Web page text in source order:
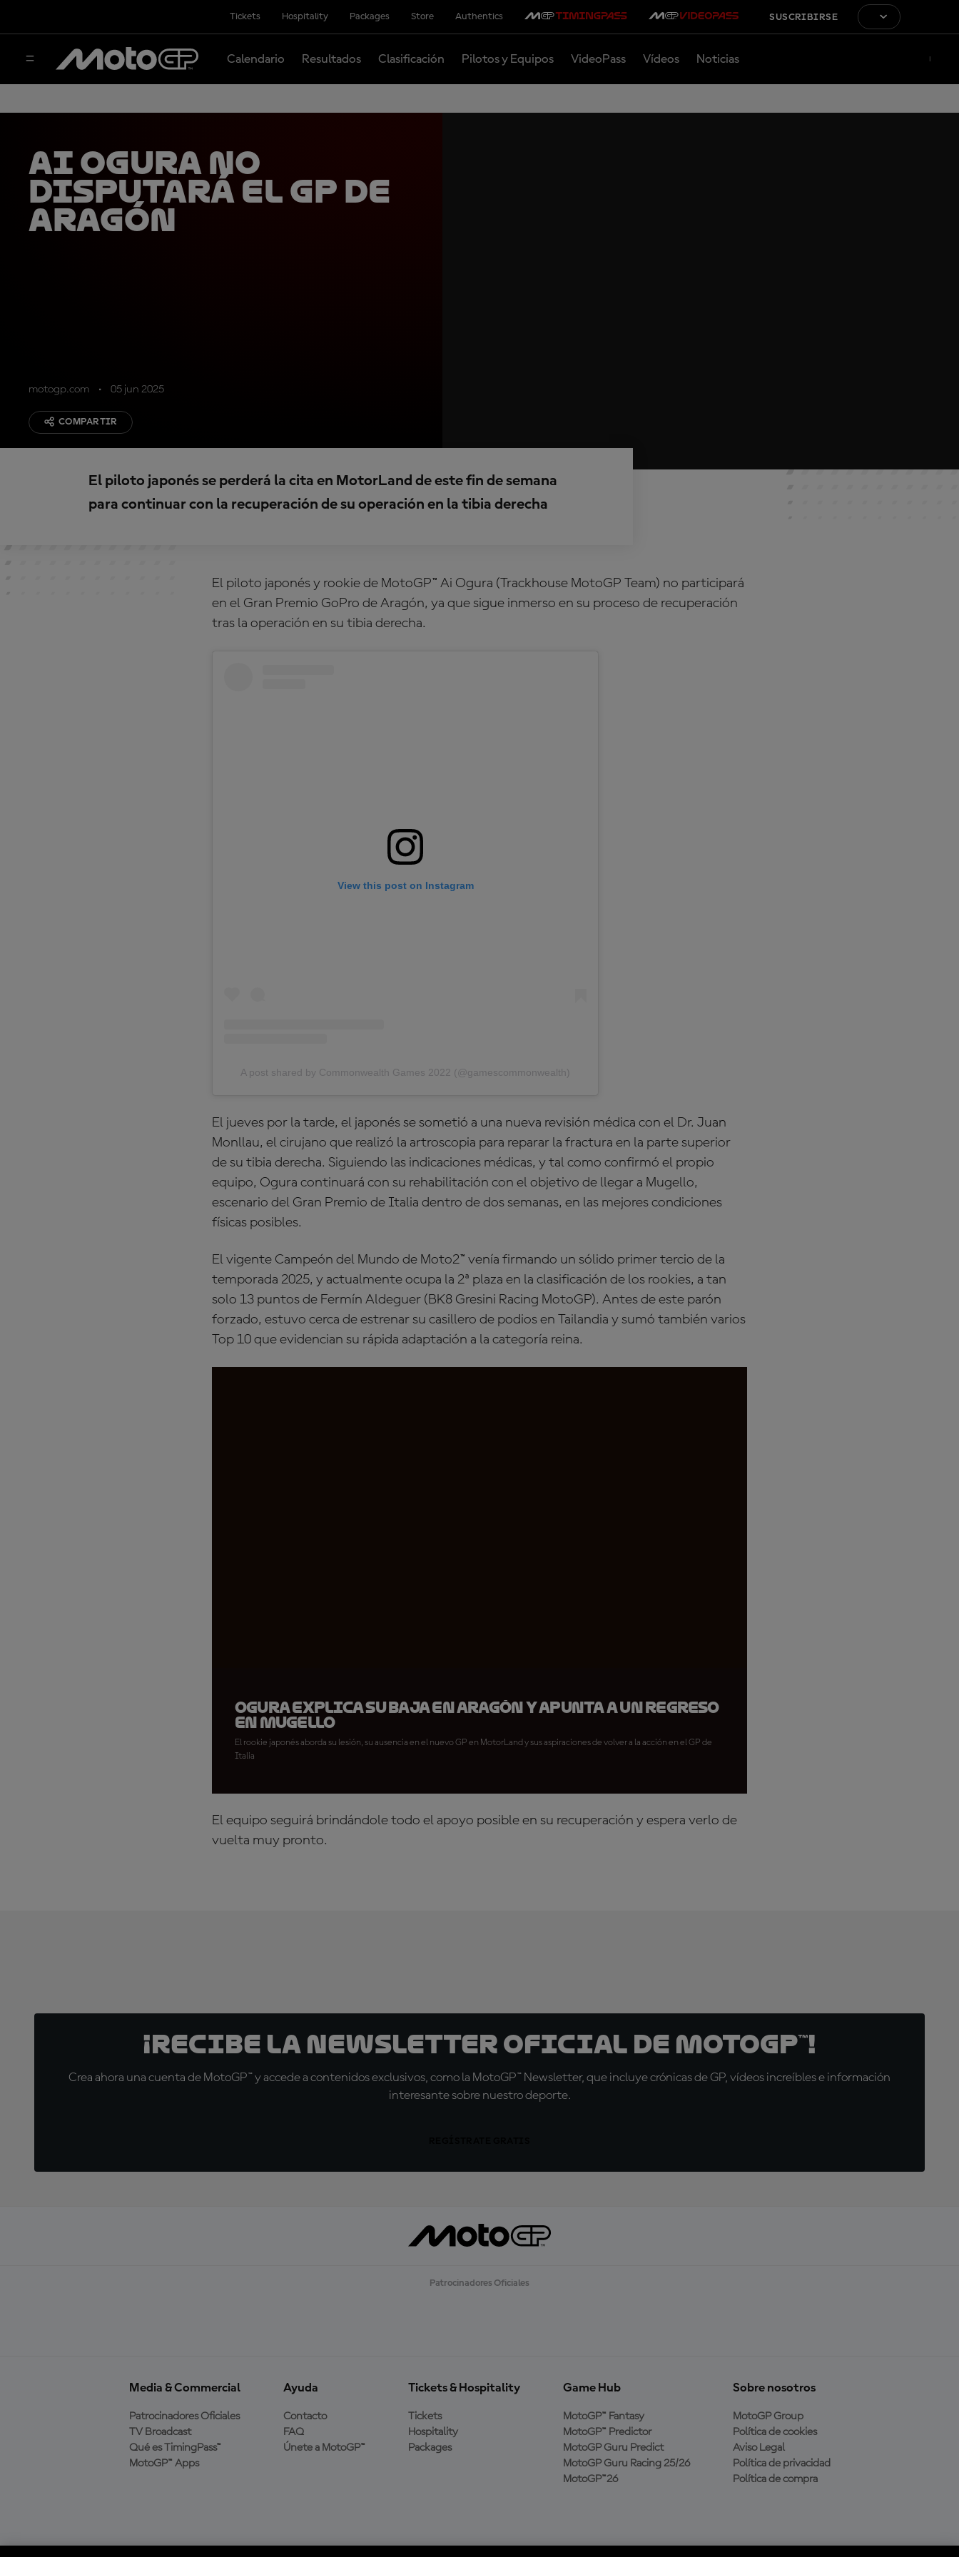
Tickets Hospitality Packages Store Authentics SUSCRIBIRSE
Calendario Resultados Clasificación Pilotos y Equipos VideoPass Vídeos Noticias
Ai Ogura no
disputará el GP de
Aragón
motogp.com 05 jun 2025
COMPARTIR
El piloto japonés se perderá la cita en MotorLand de este fin de semana
para continuar con la recuperación de su operación en la tibia derecha
El piloto japonés y rookie de MotoGP™ Ai Ogura (Trackhouse MotoGP Team) no participará
en el Gran Premio GoPro de Aragón, ya que sigue inmerso en su proceso de recuperación
tras la operación en su tibia derecha.
View this post on Instagram
A post shared by Commonwealth Games 2022 (@gamescommonwealth)
El jueves por la tarde, el japonés se sometió a una nueva revisión médica con el Dr. Juan
Monllau, el cirujano que realizó la artroscopia para reparar la fractura en la parte superior
de su tibia derecha. Siguiendo las indicaciones médicas, y tal como confirmó el propio
equipo, Ogura continuará con su rehabilitación con el objetivo de llegar a Mugello,
escenario del Gran Premio de Italia dentro de dos semanas, en las mejores condiciones
físicas posibles.
El vigente Campeón del Mundo de Moto2™ venía firmando un sólido primer tercio de la
temporada 2025, y actualmente ocupa la 2ª plaza en la clasificación de los rookies, a tan
solo 13 puntos de Fermín Aldeguer (BK8 Gresini Racing MotoGP). Antes de este parón
forzado, estuvo cerca de estrenar su casillero de podios en Tailandia y sumó también varios
Top 10 que evidencian su rápida adaptación a la categoría reina.
Ogura explica su baja en Aragón y apunta a un regreso
en Mugello
El rookie japonés aborda su lesión, su ausencia en el nuevo GP en MotorLand y sus aspiraciones de volver a la acción en el GP de
Italia
El equipo seguirá brindándole todo el apoyo posible en su recuperación y espera verlo de
vuelta muy pronto.
¡Recibe la Newsletter oficial de MotoGP™!
Crea ahora una cuenta de MotoGP™ y accede a contenidos exclusivos, como la MotoGP™ Newsletter, que incluye crónicas de GP, vídeos increíbles e información
interesante sobre nuestro deporte.
Patrocinadores Oficiales
Media & Commercial
Patrocinadores Oficiales
TV Broadcast
Qué es TimingPass™
MotoGP™ Apps
Ayuda
Contacto
FAQ
Únete a MotoGP™
Tickets & Hospitality
Tickets
Hospitality
Packages
Game Hub
MotoGP™ Fantasy
MotoGP™ Predictor
MotoGP Guru Predict
MotoGP Guru Racing 25/26
MotoGP™26
Sobre nosotros
MotoGP Group
Política de cookies
Aviso Legal
Política de privacidad
Política de compra